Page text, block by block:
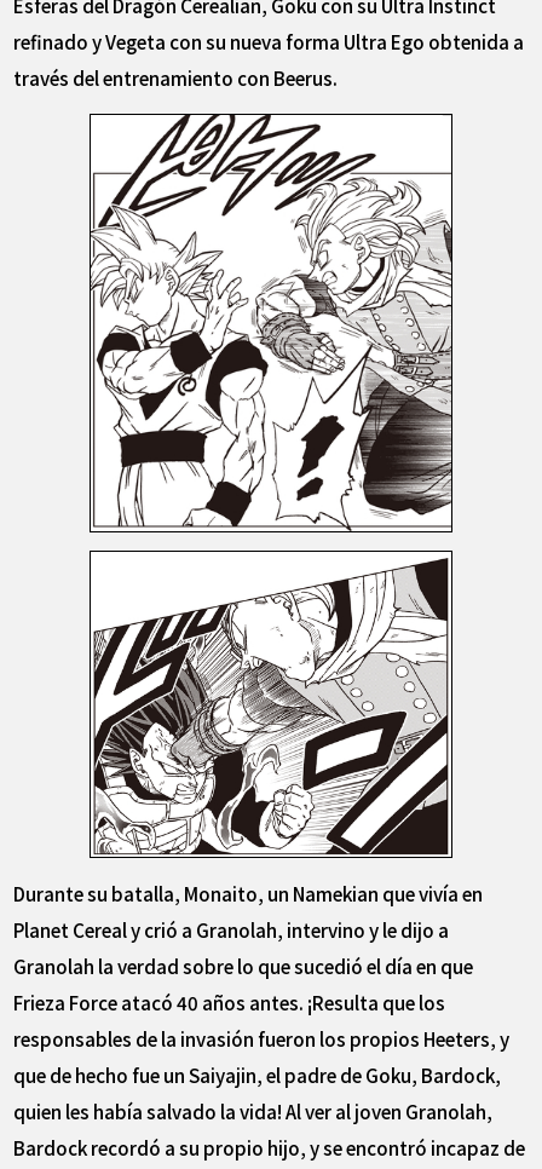
refinado y Vegeta con su nueva forma Ultra Ego obtenida a
través del entrenamiento con Beerus.
Durante su batalla, Monaito, un Namekian que vivía en
Planet Cereal y crió a Granolah, intervino y le dijo a
Granolah la verdad sobre lo que sucedió el día en que
Frieza Force atacó 40 años antes. ¡Resulta que los
responsables de la invasión fueron los propios Heeters, y
que de hecho fue un Saiyajin, el padre de Goku, Bardock,
quien les había salvado la vida! Al ver al joven Granolah,
Bardock recordó a su propio hijo, y se encontró incapaz de